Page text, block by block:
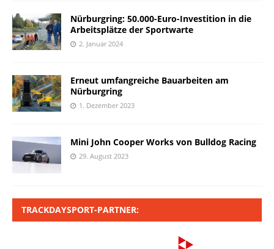
Nürburgring: 50.000-Euro-Investition in die
Arbeitsplätze der Sportwarte
2. Januar 2024
Erneut umfangreiche Bauarbeiten am
Nürburgring
1. Dezember 2023
Mini John Cooper Works von Bulldog Racing
29. August 2023
TRACKDAYSPORT-PARTNER: